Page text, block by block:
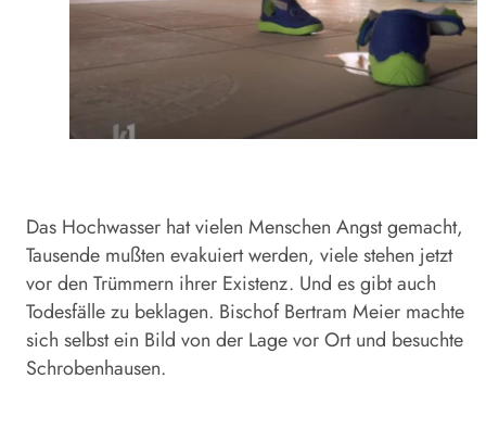
Das Hochwasser hat vielen Menschen Angst gemacht,
Tausende mußten evakuiert werden, viele stehen jetzt
vor den Trümmern ihrer Existenz. Und es gibt auch
Todesfälle zu beklagen. Bischof Bertram Meier machte
sich selbst ein Bild von der Lage vor Ort und besuchte
Schrobenhausen.